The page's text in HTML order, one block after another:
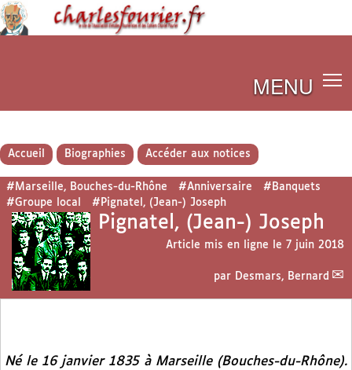
MENU
Accueil Biographies Accéder aux notices
#Marseille, Bouches-du-Rhône #Anniversaire
#Banquets
#Groupe local
#Pignatel, (Jean-) Joseph
Pignatel, (Jean-) Joseph
Article mis en ligne le 7 juin 2018
par Desmars, Bernard
Né le 16 janvier 1835 à Marseille (Bouches-du-Rhône).